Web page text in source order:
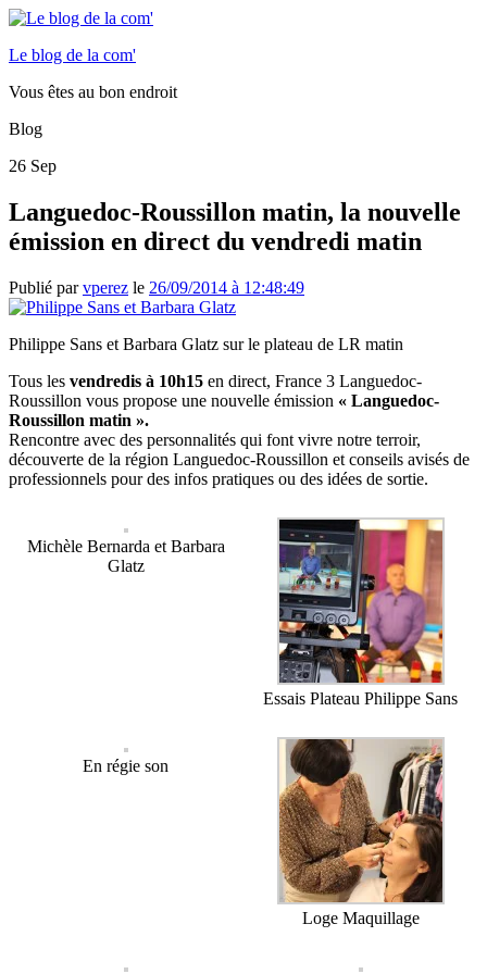
Le blog de la com'
Vous êtes au bon endroit
Blog
26 Sep
Languedoc-Roussillon matin, la nouvelle
émission en direct du vendredi matin
Publié parvperez le 26/09/2014 à 12:48:49
Philippe Sans et Barbara Glatz sur le plateau de LR matin
Tous les vendredis à 10h15 en direct, France 3 Languedoc-
Roussillon vous propose une nouvelle émission « Languedoc-
Roussillon matin ».
Rencontre avec des personnalités qui font vivre notre terroir,
découverte de la région Languedoc-Roussillon et conseils avisés de
professionnels pour des infos pratiques ou des idées de sortie.
Michèle Bernarda et Barbara
Glatz
Essais Plateau Philippe Sans
En régie son
Loge Maquillage